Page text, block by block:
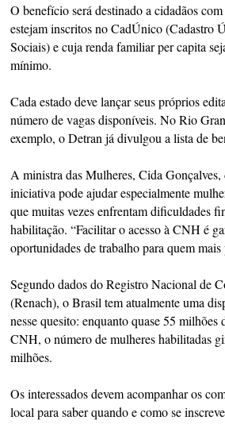
O benefício será destinado a cidadãos
estejam inscritos no CadÚnico (Cadastro
Sociais) e cuja renda familiar per capita
mínimo.
Cada estado deve lançar seus próprios
número de vagas disponíveis. No Rio
exemplo, o Detran já divulgou a lista de
A ministra das Mulheres, Cida Gonçalves,
iniciativa pode ajudar especialmente
que muitas vezes enfrentam dificuldades
habilitação. “Facilitar o acesso à CNH é
oportunidades de trabalho para quem
Segundo dados do Registro Nacional de
(Renach), o Brasil tem atualmente uma
nesse quesito: enquanto quase 55 milhões
CNH, o número de mulheres habilitadas
milhões.
Os interessados devem acompanhar os
local para saber quando e como se